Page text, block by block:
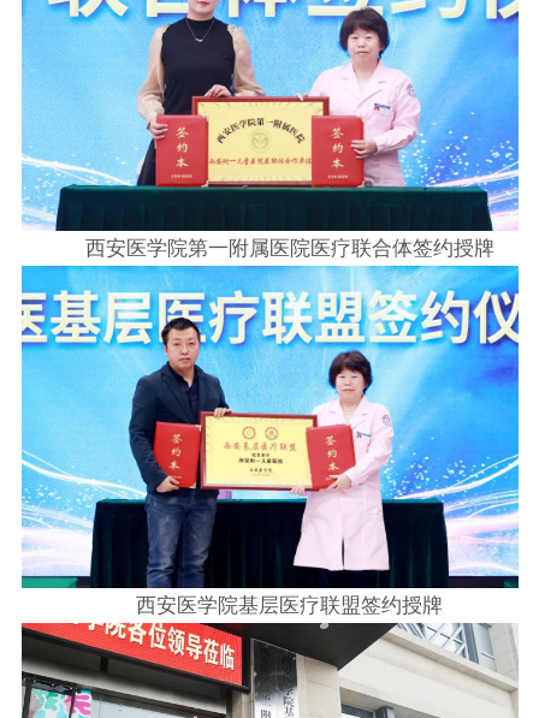
西安医学院第一附属医院医疗联合体签约授牌
西安医学院基层医疗联盟签约授牌